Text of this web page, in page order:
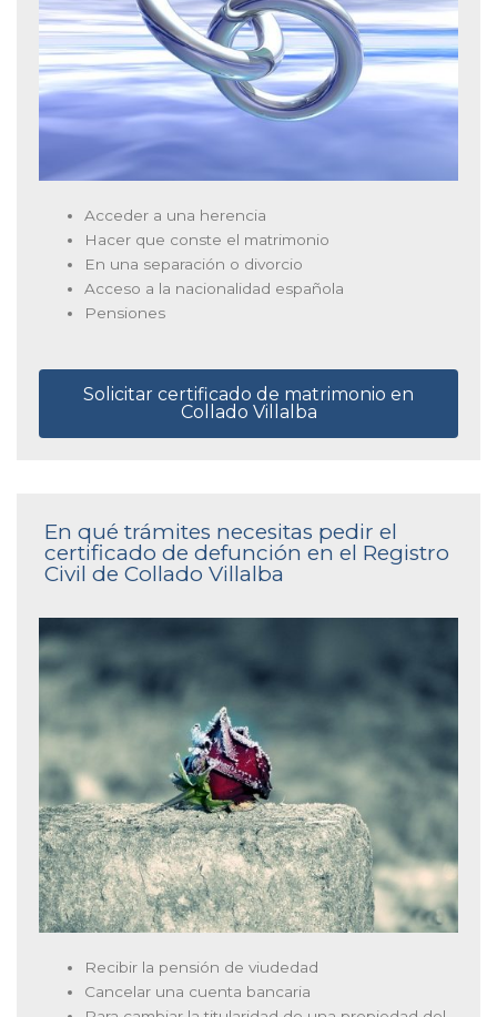
Acceder a una herencia
Hacer que conste el matrimonio
En una separación o divorcio
Acceso a la nacionalidad española
Pensiones
Solicitar certificado de matrimonio en
Collado Villalba
En qué trámites necesitas pedir el
certificado de defunción en el Registro
Civil de Collado Villalba
Recibir la pensión de viudedad
Cancelar una cuenta bancaria